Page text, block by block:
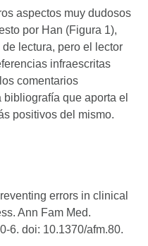
aspectos muy dudosos
por Han (Figura 1),
lectura, pero el lector
infraescritas
comentarios
que aporta el
positivos del mismo.
errors in clinical
Ann Fam Med.
6. doi: 10.1370/afm.80.